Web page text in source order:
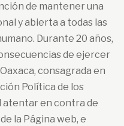
de mantener una
y abierta a todas las
Durante 20 años,
de ejercer
consagrada en
Política de los
atentar en contra de
la Página web, e